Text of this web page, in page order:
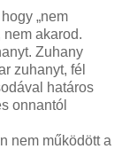
előtt
nagyjából azt
ki lehet
a
és
kör: ha a
szülő is
„nem
akarod.
Zuhany
zuhanyt, fél
határos
onnantól
nem működött a